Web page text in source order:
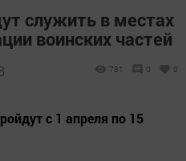
служить в местах
воинских частей
781 0 0
с 1 апреля по 15